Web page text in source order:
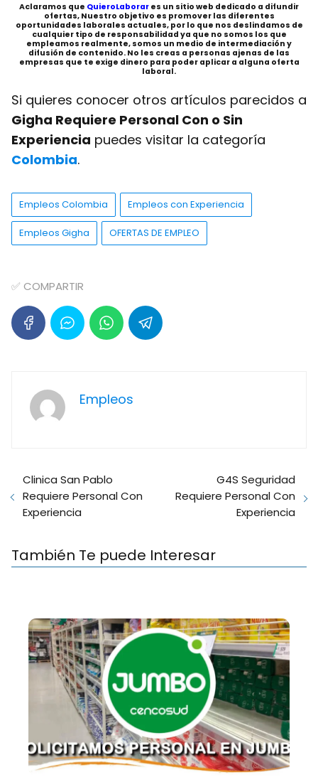
Aclaramos que QuieroLaborar es un sitio web dedicado a difundir
ofertas, Nuestro objetivo es promover las diferentes
oportunidades laborales actuales, por lo que nos deslindamos de
cualquier tipo de responsabilidad ya que no somos los que
empleamos realmente, somos un medio de intermediación y
difusión de contenido. No les creas a personas ajenas de las
empresas que te exige dinero para poder aplicar a alguna oferta
laboral.
Si quieres conocer otros artículos parecidos a
Gigha Requiere Personal Con o Sin
Experiencia puedes visitar la categoría
Colombia.
Empleos Colombia Empleos con Experiencia
Empleos Gigha OFERTAS DE EMPLEO
✅ COMPARTIR
Empleos
Clinica San Pablo
Requiere Personal Con
Experiencia
G4S Seguridad
Requiere Personal Con
Experiencia
También Te puede Interesar